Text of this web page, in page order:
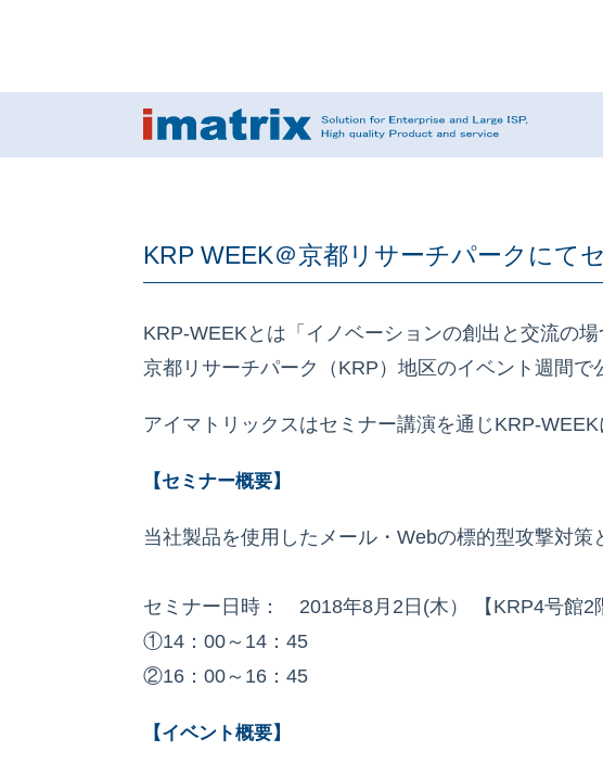
KRP WEEK＠京都リサーチパークにて
KRP-WEEKとは「イノベーションの創出と交流の
京都リサーチパーク（KRP）地区のイベント週間
アイマトリックスはセミナー講演を通じKRP-WEEK
【セミナー概要】
当社製品を使用したメール・Webの標的型攻撃対
セミナー日時： 2018年8月2日(木） 【KRP4号館2
①14：00～14：45
②16：00～16：45
【イベント概要】